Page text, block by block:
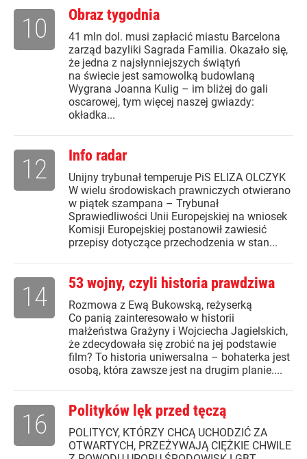
Obraz tygodnia
41 mln dol. musi zapłacić miastu Barcelona
zarząd bazyliki Sagrada Familia. Okazało się,
że jedna z najsłynniejszych świątyń
na świecie jest samowolką budowlaną
Wygrana Joanna Kulig – im bliżej do gali
oscarowej, tym więcej naszej gwiazdy:
okładka...
10
Info radar
Unijny trybunał temperuje PiS ELIZA OLCZYK
W wielu środowiskach prawniczych otwierano
w piątek szampana – Trybunał
Sprawiedliwości Unii Europejskiej na wniosek
Komisji Europejskiej postanowił zawiesić
przepisy dotyczące przechodzenia w stan...
12
53 wojny, czyli historia prawdziwa
Rozmowa z Ewą Bukowską, reżyserką
Co panią zainteresowało w historii
małżeństwa Grażyny i Wojciecha Jagielskich,
że zdecydowała się zrobić na jej podstawie
film? To historia uniwersalna – bohaterka jest
osobą, która zawsze jest na drugim planie....
14
Polityków lęk przed tęczą
POLITYCY, KTÓRZY CHCĄ UCHODZIĆ ZA
OTWARTYCH, PRZEŻYWAJĄ CIĘŻKIE CHWILE
16